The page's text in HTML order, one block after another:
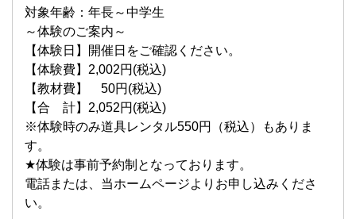
対象年齢：年長～中学生
～体験のご案内～
【体験日】開催日をご確認ください。
【体験費】2,002円(税込)
【教材費】 50円(税込)
【合 計】2,052円(税込)
※体験時のみ道具レンタル550円（税込）もありま
す。
★体験は事前予約制となっております。
電話または、当ホームページよりお申し込みくださ
い。